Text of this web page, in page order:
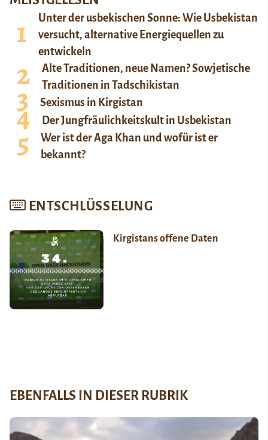
Unter der usbekischen Sonne: Wie Usbekistan
versucht, alternative Energiequellen zu
entwickeln
Alte Traditionen, neue Namen? Sowjetische
Traditionen in Tadschikistan
Sexismus in Kirgistan
Der Jungfräulichkeitskult in Usbekistan
Wer ist der Aga Khan und wofür ist er
bekannt?
ENTSCHLÜSSELUNG
Kirgistans offene Daten
EBENFALLS IN DIESER RUBRIK